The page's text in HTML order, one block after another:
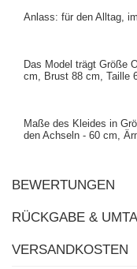
Anlass: für den Alltag,
Das Model trägt Größe
cm, Brust 88 cm, Taille
Maße des Kleides in
den Achseln - 60 cm,
BEWERTUNGEN
RÜCKGABE &
VERSANDKOSTEN